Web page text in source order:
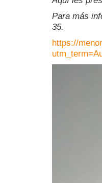
Para más
35.
https://